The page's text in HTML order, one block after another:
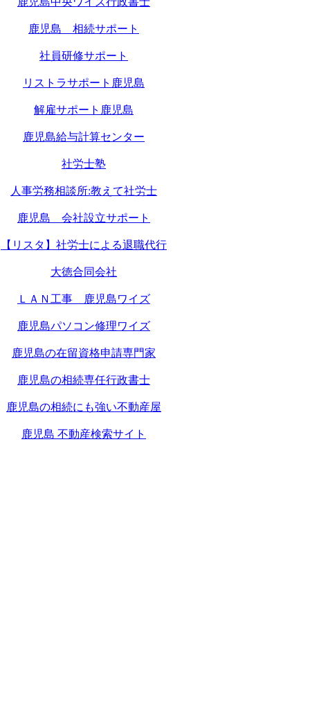
鹿児島 相続サポート
社員研修サポート
リストラサポート鹿児島
解雇サポート鹿児島
鹿児島給与計算センター
社労士塾
人事労務相談所:教えて社労士
鹿児島 会社設立サポート
【リスタ】社労士による退職代行
大徳合同会社
ＬＡＮ工事 鹿児島ワイズ
鹿児島パソコン修理ワイズ
鹿児島の在留資格申請専門家
鹿児島の相続専任行政書士
鹿児島の相続にも強い不動産屋
鹿児島 不動産検索サイト